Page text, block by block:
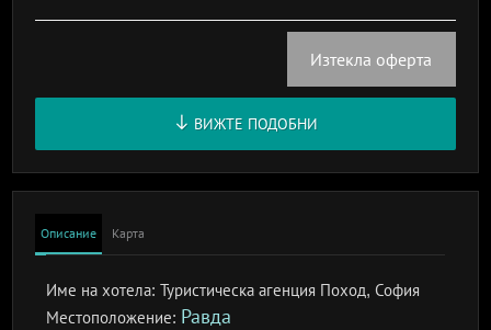
Изтекла оферта
ВИЖТЕ ПОДОБНИ
Описание Карта
Име на хотела:Туристическа агенция Поход, София
Местоположение: Равда